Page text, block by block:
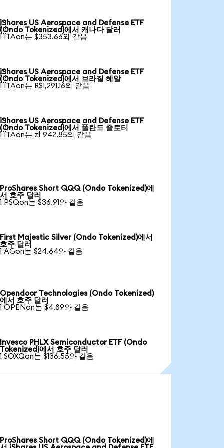
iShares US Aerospace and Defense ETF
(Ondo Tokenized)에서 캐나다 달러
1 ITAon는 $353.66와 같음
iShares US Aerospace and Defense ETF
(Ondo Tokenized)에서 브라질 헤알
1 ITAon는 R$1,291.16와 같음
iShares US Aerospace and Defense ETF
(Ondo Tokenized)에서 폴란드 즐로티
1 ITAon는 zł 942.85와 같음
ProShares Short QQQ (Ondo Tokenized)에
서 호주 달러
1 PSQon는 $36.91와 같음
First Majestic Silver (Ondo Tokenized)에서
호주 달러
1 AGon는 $24.64와 같음
Opendoor Technologies (Ondo Tokenized)
에서 호주 달러
1 OPENon는 $4.89와 같음
Invesco PHLX Semiconductor ETF (Ondo
Tokenized)에서 호주 달러
1 SOXQon는 $136.55와 같음
ProShares Short QQQ (Ondo Tokenized)에